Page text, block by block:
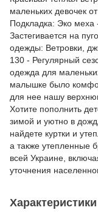
маленьких девочек
Подкладка: Эко
Застегивается на
одежды: Ветровки,
130 - Регулярный
одежда для
малышке было
для нее нашу
Хотите пополнить
зимой и уютно в
найдете куртки и
а также утепленные
всей Украине,
уточнения
Характеристики